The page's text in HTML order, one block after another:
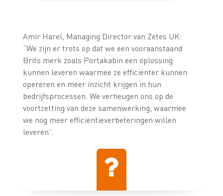
Amir Harel, Managing Director van Zetes UK:
“We zijn er trots op dat we een vooraanstaand
Brits merk zoals Portakabin een oplossing
kunnen leveren waarmee ze efficiënter kunnen
opereren en meer inzicht krijgen in hun
bedrijfsprocessen. We verheugen ons op de
voortzetting van deze samenwerking, waarmee
we nog meer efficiëntieverbeteringen willen
leveren”.